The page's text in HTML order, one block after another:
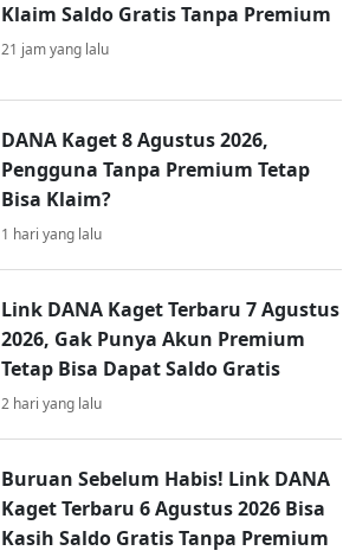
Klaim Saldo Gratis Tanpa Premium
21 jam yang lalu
DANA Kaget 8 Agustus 2026,
Pengguna Tanpa Premium Tetap
Bisa Klaim?
1 hari yang lalu
Link DANA Kaget Terbaru 7 Agustus
2026, Gak Punya Akun Premium
Tetap Bisa Dapat Saldo Gratis
2 hari yang lalu
Buruan Sebelum Habis! Link DANA
Kaget Terbaru 6 Agustus 2026 Bisa
Kasih Saldo Gratis Tanpa Premium